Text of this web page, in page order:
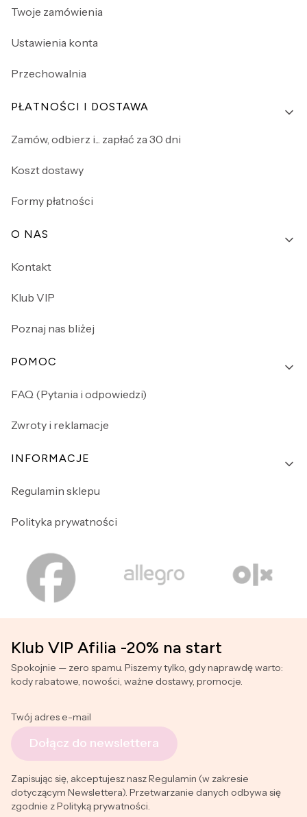
Twoje zamówienia
Ustawienia konta
Przechowalnia
PŁATNOŚCI I DOSTAWA
Zamów, odbierz i... zapłać za 30 dni
Koszt dostawy
Formy płatności
O NAS
Kontakt
Klub VIP
Poznaj nas bliżej
POMOC
FAQ (Pytania i odpowiedzi)
Zwroty i reklamacje
INFORMACJE
Regulamin sklepu
Polityka prywatności
Klub VIP Afilia -20% na start
Spokojnie — zero spamu. Piszemy tylko, gdy naprawdę warto:
kody rabatowe, nowości, ważne dostawy, promocje.
Twój adres e-mail
Dołącz do newslettera
Zapisując się, akceptujesz nasz Regulamin (w zakresie
dotyczącym Newslettera). Przetwarzanie danych odbywa się
zgodnie z Polityką prywatności.